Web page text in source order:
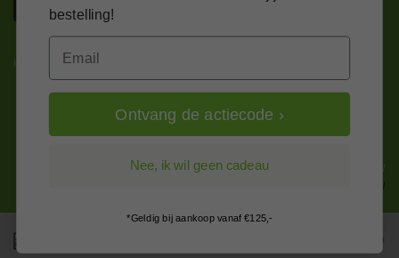
Kitcentrum is trots op:
Alle prijzen zijn in EURO en excl. 21% BTW
wijzig naar incl. BTW
bestelling!
Email
Ontvang de actiecode ›
Nee, ik wil geen cadeau
*Geldig bij aankoop vanaf €125,-